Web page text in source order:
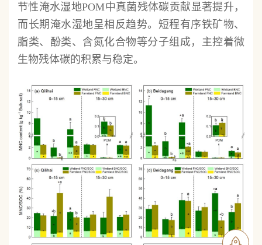
节性淹水湿地POM中真菌残体碳贡献显著提升，
而长期淹水湿地呈相反趋势。短程有序铁矿物、
脂类、酚类、含氮化合物等分子组成，主控着微
生物残体碳的积累与稳定。